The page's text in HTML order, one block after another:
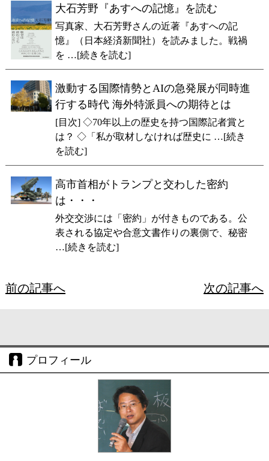
大石芳野『あすへの記憶』を読む
写真家、大石芳野さんの近著『あすへの記
憶』（日本経済新聞社）を読みました。戦禍
を …[続きを読む]
激動する国際情勢とAIの急発展が同時進
行する時代 海外特派員への期待とは
[目次] ◇70年以上の歴史を持つ国際記者賞と
は？ ◇「私が取材しなければ歴史に …[続き
を読む]
高市首相がトランプと交わした密約
は・・・
外交交渉には「密約」が付きものである。公
表される協定や合意文書作りの裏側で、秘密
…[続きを読む]
前の記事へ 次の記事へ
プロフィール